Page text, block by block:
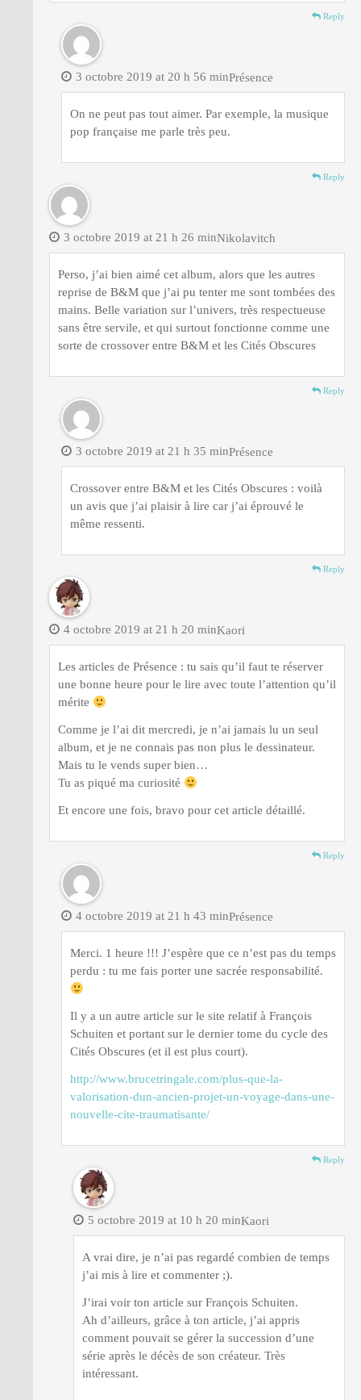
Reply
Présence
3 octobre 2019 at 20 h 56 min
On ne peut pas tout aimer. Par exemple, la musique
pop française me parle très peu.
Reply
Nikolavitch
3 octobre 2019 at 21 h 26 min
Perso, j’ai bien aimé cet album, alors que les autres
reprise de B&M que j’ai pu tenter me sont tombées des
mains. Belle variation sur l’univers, très respectueuse
sans être servile, et qui surtout fonctionne comme une
sorte de crossover entre B&M et les Cités Obscures
Reply
Présence
3 octobre 2019 at 21 h 35 min
Crossover entre B&M et les Cités Obscures : voilà
un avis que j’ai plaisir à lire car j’ai éprouvé le
même ressenti.
Reply
Kaori
4 octobre 2019 at 21 h 20 min
Les articles de Présence : tu sais qu’il faut te réserver
une bonne heure pour le lire avec toute l’attention qu’il
mérite
Comme je l’ai dit mercredi, je n’ai jamais lu un seul
album, et je ne connais pas non plus le dessinateur.
Mais tu le vends super bien…
Tu as piqué ma curiosité
Et encore une fois, bravo pour cet article détaillé.
Reply
Présence
4 octobre 2019 at 21 h 43 min
Merci. 1 heure !!! J’espère que ce n’est pas du temps
perdu : tu me fais porter une sacrée responsabilité.
Il y a un autre article sur le site relatif à François
Schuiten et portant sur le dernier tome du cycle des
Cités Obscures (et il est plus court).
http://www.brucetringale.com/plus-que-la-
valorisation-dun-ancien-projet-un-voyage-dans-une-
nouvelle-cite-traumatisante/
Reply
Kaori
5 octobre 2019 at 10 h 20 min
A vrai dire, je n’ai pas regardé combien de temps
j’ai mis à lire et commenter ;).
J’irai voir ton article sur François Schuiten.
Ah d’ailleurs, grâce à ton article, j’ai appris
comment pouvait se gérer la succession d’une
série après le décès de son créateur. Très
intéressant.